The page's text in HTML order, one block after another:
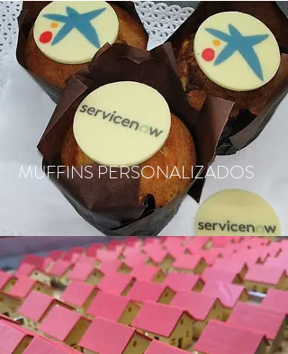
MUFFINS PERSONALIZADOS